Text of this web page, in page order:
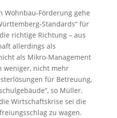
Wohnbau-Förderung gehe
Standards“ für
richtige Richtung – aus
allerdings als
als Mikro-Management
weniger, nicht mehr
für Betreuung,
so Müller.
Wirtschaftskrise sei die
zu wagen.